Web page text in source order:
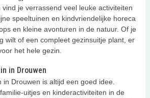
je verrassend veel leuke activiteiten
speeltuinen en kindvriendelijke horeca
en kleine avonturen in de natuur. Of je
wilt of een compleet gezinsuitje plant, er
het hele gezin.
in Drouwen
Drouwen is altijd een goed idee.
uitjes en kinderactiviteiten in de